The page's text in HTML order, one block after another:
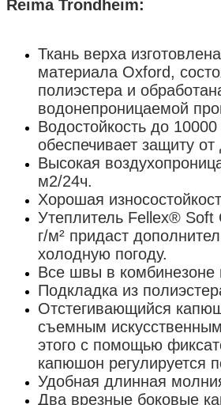
Reima Trondheim:
Ткань верха
материала Oxford,
полиэстера и
водонепроницаемой
Водостойкость до
обеспечивает защиту
Высокая
м2/24ч.
Хорошая
Утеплитель Fellex® Soft
г/м² придаст
холодную погоду.
Все швы в комбинезоне
Подкладка из
Отстегивающийся
съемным
этого с помощью
капюшон регулируется
Удобная длинная
Два врезные боковые